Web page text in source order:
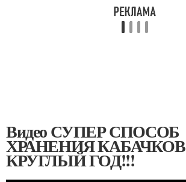
Видео СУПЕР СПОСОБ
ХРАНЕНИЯ КАБАЧКОВ
КРУГЛЫЙ ГОД!!!